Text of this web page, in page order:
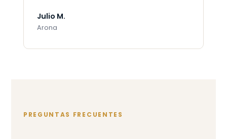
Julio M.
Arona
PREGUNTAS FRECUENTES